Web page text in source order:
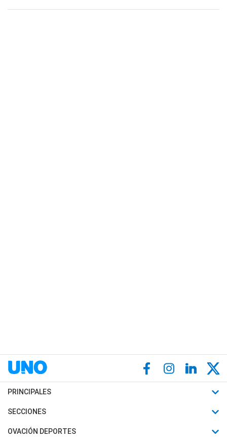
PRINCIPALES
Últimas Noticias
Política
SECCIONES
Horóscopo
OVACIÓN DEPORTES